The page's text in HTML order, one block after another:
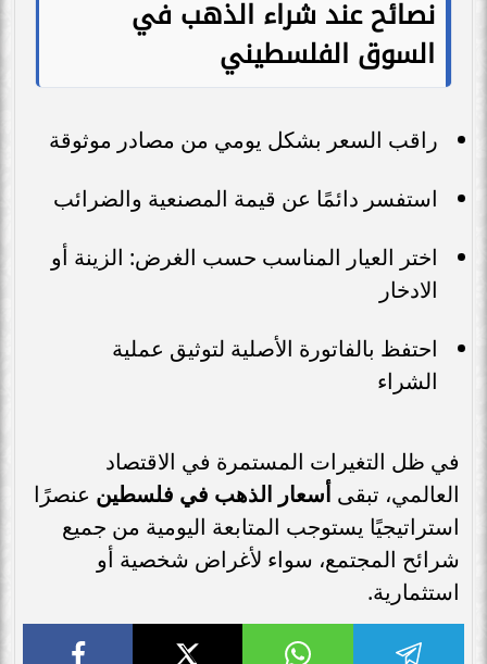
نصائح عند شراء الذهب في
السوق الفلسطيني
راقب السعر بشكل يومي من مصادر موثوقة
استفسر دائمًا عن قيمة المصنعية والضرائب
اختر العيار المناسب حسب الغرض: الزينة أو
الادخار
احتفظ بالفاتورة الأصلية لتوثيق عملية
الشراء
في ظل التغيرات المستمرة في الاقتصاد
العالمي، تبقى أسعار الذهب في فلسطين عنصرًا
استراتيجيًا يستوجب المتابعة اليومية من جميع
شرائح المجتمع، سواء لأغراض شخصية أو
استثمارية.